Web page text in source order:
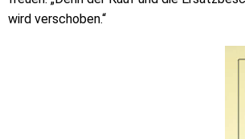
wird verschoben.“